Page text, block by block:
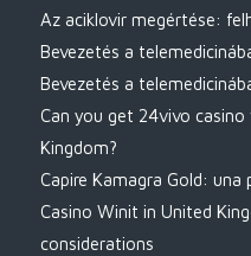
Az aciklovir megértése:
Bevezetés a
Bevezetés a
Can you get 24vivo
Kingdom?
Capire Kamagra Gold: una
Casino Winit in United
considerations